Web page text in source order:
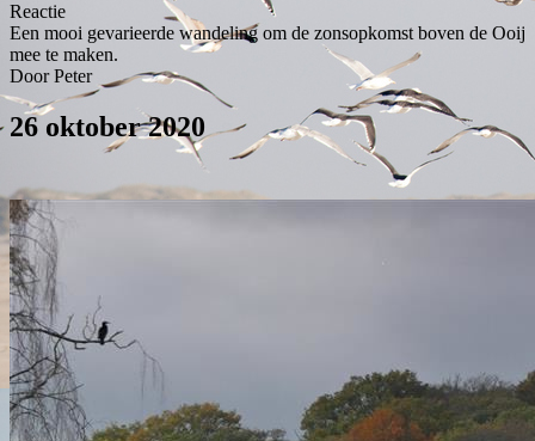
Reactie
Een mooi gevarieerde wandeling om de zonsopkomst boven de Ooij
mee te maken.
Door Peter
26 oktober 2020